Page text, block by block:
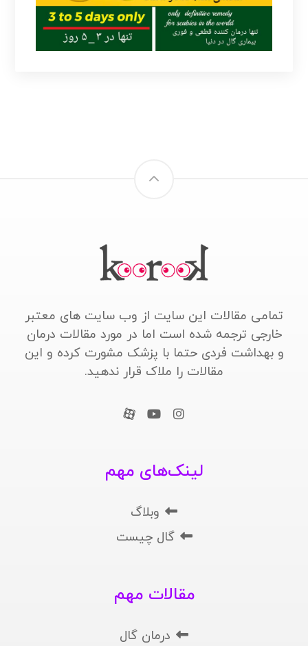
تمامی مقالات این سایت از وب سایت های معتبر
خارجی ترجمه شده است اما در مورد مقالات درمان
و بهداشت فردی حتما با پزشک مشورت کرده و این
مقالات را ملاک قرار ندهید.
لینک‌های مهم
وبلاگ
گال چیست
مقالات مهم
درمان گال